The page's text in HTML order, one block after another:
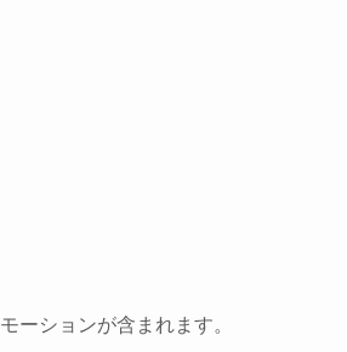
ーションが含まれます。